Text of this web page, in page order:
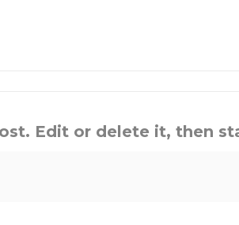
Edit or delete it, then